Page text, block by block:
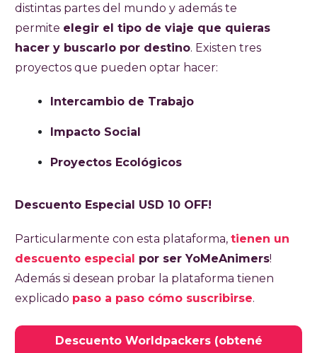
distintas partes del mundo y además te
permite elegir el tipo de viaje que quieras
hacer y buscarlo por destino. Existen tres
proyectos que pueden optar hacer:
Intercambio de Trabajo
Impacto Social
Proyectos Ecológicos
Descuento Especial USD 10 OFF!
Particularmente con esta plataforma, tienen un
descuento especial por ser YoMeAnimers!
Además si desean probar la plataforma tienen
explicado paso a paso cómo suscribirse.
Descuento Worldpackers (obtené